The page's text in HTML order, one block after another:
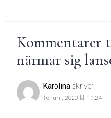
Kommentarer
närmar sig
Karolina skriver:
16 juni, 2020 kl. 19:24